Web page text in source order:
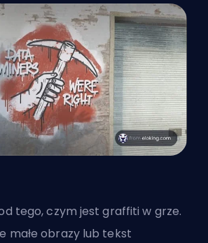
tego, czym jest graffiti w grze.
małe obrazy lub tekst